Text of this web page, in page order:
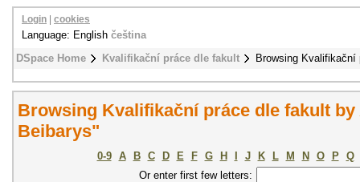
DSpace Home Kvalifikační práce dle fakult Browsing
Login cookies
Language: English čeština
Browsing Kvalifikační práce dle fakult
Beibarys"
0-9 A B C D E F G H J K L M N O P
Q
Or enter first few letters: